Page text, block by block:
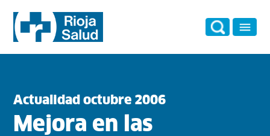
Actualidad octubre 2006
Mejora en las